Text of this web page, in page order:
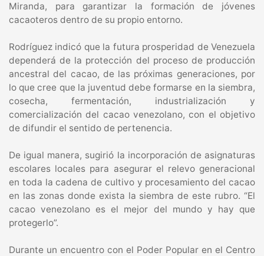
Miranda, para garantizar la formación de jóvenes
cacaoteros dentro de su propio entorno.
Rodríguez indicó que la futura prosperidad de Venezuela
dependerá de la protección del proceso de producción
ancestral del cacao, de las próximas generaciones, por
lo que cree que la juventud debe formarse en la siembra,
cosecha, fermentación, industrialización y
comercialización del cacao venezolano, con el objetivo
de difundir el sentido de pertenencia.
De igual manera, sugirió la incorporación de asignaturas
escolares locales para asegurar el relevo generacional
en toda la cadena de cultivo y procesamiento del cacao
en las zonas donde exista la siembra de este rubro. “El
cacao venezolano es el mejor del mundo y hay que
protegerlo”.
Durante un encuentro con el Poder Popular en el Centro